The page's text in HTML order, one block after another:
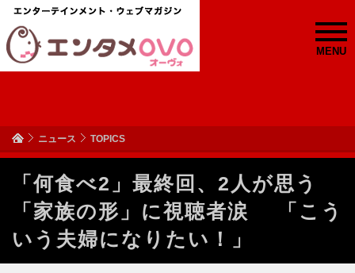
MENU
ニュース TOPICS
「何食べ2」最終回、2人が思う
「家族の形」に視聴者涙 「こう
いう夫婦になりたい！」